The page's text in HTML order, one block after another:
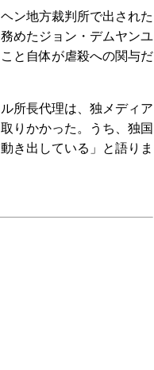
ン地方裁判所で出された
めたジョン・デムヤンユ
と自体が虐殺への関与だ
所長代理は、独メディア
りかかった。うち、独国
き出している」と語りま